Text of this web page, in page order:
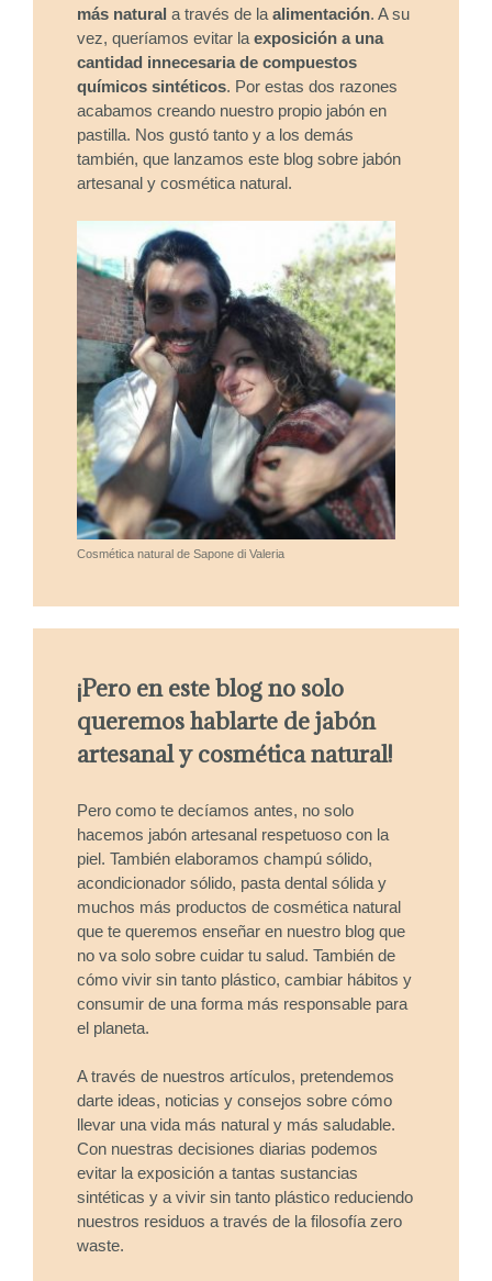
más natural a través de la alimentación. A su
vez, queríamos evitar la exposición a una
cantidad innecesaria de compuestos
químicos sintéticos. Por estas dos razones
acabamos creando nuestro propio jabón en
pastilla. Nos gustó tanto y a los demás
también, que lanzamos este blog sobre jabón
artesanal y cosmética natural.
Cosmética natural de Sapone di Valeria
¡Pero en este blog no solo
queremos hablarte de jabón
artesanal y cosmética natural!
Pero como te decíamos antes, no solo
hacemos jabón artesanal respetuoso con la
piel. También elaboramos champú sólido,
acondicionador sólido, pasta dental sólida y
muchos más productos de cosmética natural
que te queremos enseñar en nuestro blog que
no va solo sobre cuidar tu salud. También de
cómo vivir sin tanto plástico, cambiar hábitos y
consumir de una forma más responsable para
el planeta.
A través de nuestros artículos, pretendemos
darte ideas, noticias y consejos sobre cómo
llevar una vida más natural y más saludable.
Con nuestras decisiones diarias podemos
evitar la exposición a tantas sustancias
sintéticas y a vivir sin tanto plástico reduciendo
nuestros residuos a través de la filosofía zero
waste.